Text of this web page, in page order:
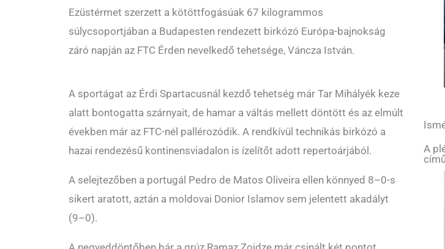
Ezüstérmet szerzett a kötöttfogásúak 67 kilogrammos
súlycsoportjában a Budapesten rendezett birkózó Európa-bajnokság
záró napján az FTC Érden nevelkedő tehetsége, Váncza István.
A sportágat az Érdi Spartacusnál kezdő tehetség már Tar Mihályék keze
alatt bontogatta szárnyait, de hamar a váltás mellett döntött és az elmúlt
években már az FTC-nél pallérozódik. A rendkívül technikás birkózó a
hazai rendezésű kontinensviadalon is ízelítőt adott repertoárjából.
A selejtezőben a portugál Pedro de Matos Oliveira ellen könnyed 8–0-s
sikert aratott, aztán a moldovai Donior Islamov sem jelentett akadályt
(9–0).
A